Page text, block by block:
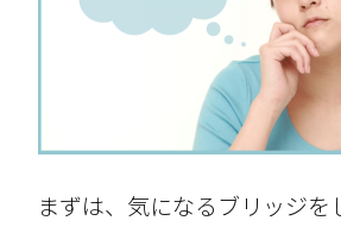
まずは、気になるブリッジ